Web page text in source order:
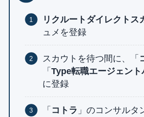
リクルートダイレクトス
ュメを登録
スカウトを待つ間に、「
「Type転職エージェント
に登録
「 コトラ 」のコンサルタ